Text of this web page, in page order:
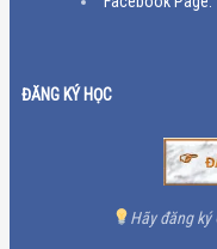
ĐĂNG KÝ HỌC
Hãy đăng ký